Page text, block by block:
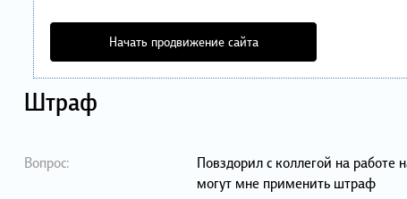
Начать продвижение сайта
Штраф
Вопрос:
Повздорил с коллегой на работе
могут мне применить штраф